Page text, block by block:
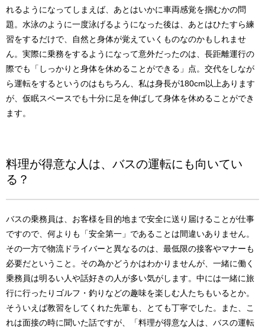
れるようになってしまえば、あとはいかに車両感覚を掴むかの問
題。水泳のように一度泳げるようになった後は、あとはひたすら練
習をするだけで、自然と身体が覚えていくものなのかもしれませ
ん。実際に乗務をするようになって意外だったのは、長距離運行の
際でも「しっかりと身体を休めることができる」点。交代をしなが
ら運転をするというのはもちろん、私は身長が180cm以上あります
が、仮眠スペースでも十分に足を伸ばして身体を休めることができ
ます。
料理が得意な人は、バスの運転にも向いてい
る？
バスの乗務員は、お客様を目的地まで安全に送り届けることが仕事
ですので、何よりも「安全第一」であることは間違いありません。
その一方で物流ドライバーと異なるのは、最低限の接客やマナーも
必要だということ。その為かどうかはわかりませんが、一緒に働く
乗務員は明るい人や話好きの人が多い気がします。中には一緒に旅
行に行ったりゴルフ・釣りなどの趣味を楽しむ人たちもいるとか。
そういえば教習をしてくれた先輩も、とても丁寧でした。また、こ
れは面接の時に聞いた話ですが、「料理が得意な人は、バスの運転